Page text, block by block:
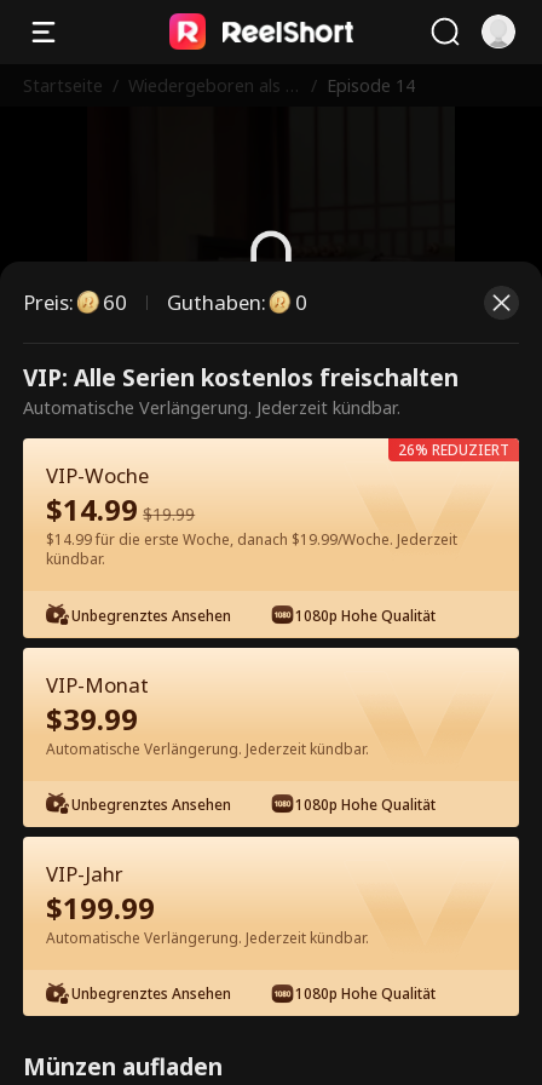
Startseite / Wiedergeboren als di
/ Episode 14
Dies ist eine kostenpflichtige
Episode. Bitte entsperren, um
weiterzusehen.
60Jetzt entsperren
Kostenlos in der App ansehen
Episode 14 - Wiedergeboren als die
mollige Braut des Generals
Kompletter Film
1-50 51-100
14 15 17 18
Preis: 60 Guthaben: 0
VIP: Alle Serien kostenlos freischalten
Automatische Verlängerung. Jederzeit kündbar.
VIP-Woche
$14.99 $19.99
$14.99 für die erste Woche, danach $19.99/Woche. Jederzeit
kündbar.
Unbegrenztes Ansehen 1080p Hohe Qualität
26% REDUZIERT
VIP-Monat
$39.99
Automatische Verlängerung. Jederzeit kündbar.
Unbegrenztes Ansehen 1080p Hohe Qualität
VIP-Jahr
$199.99
Automatische Verlängerung. Jederzeit kündbar.
Unbegrenztes Ansehen 1080p Hohe Qualität
Münzen aufladen